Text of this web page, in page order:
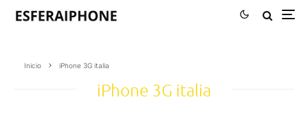
Inicio iPhone 3G italia
iPhone 3G italia